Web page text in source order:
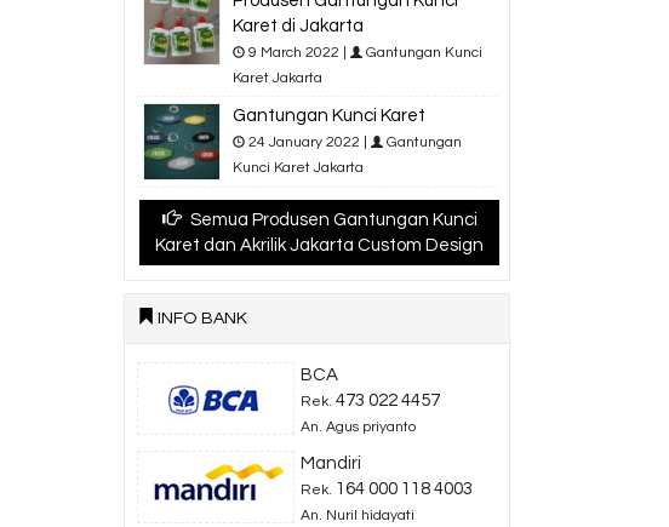
Karet di Jakarta
9 March 2022 |
Gantungan Kunci
Karet Jakarta
Gantungan Kunci Karet
24 January 2022 |
Gantungan
Kunci Karet Jakarta
Semua Produsen Gantungan Kunci
Karet dan Akrilik Jakarta Custom Design
INFO BANK
BCA
Rek. 473 022 4457
An. Agus priyanto
Mandiri
Rek. 164 000 118 4003
An. Nuril hidayati